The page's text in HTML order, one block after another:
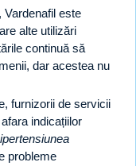
Vardenafil este
alte utilizări
continuă să
dar acestea nu
furnizorii de servicii
indicațiilor
probleme